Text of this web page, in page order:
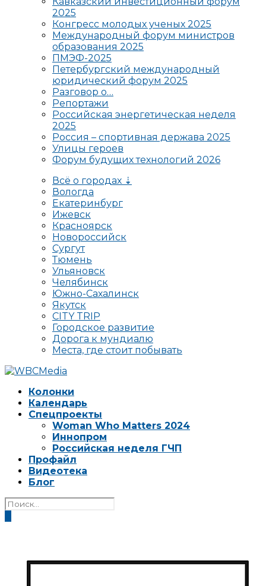
2025
Конгресс молодых ученых 2025
Международный форум министров
образования 2025
ПМЭФ-2025
Петербургский международный
юридический форум 2025
Разговор о…
Репортажи
Российская энергетическая неделя
2025
Россия – спортивная держава 2025
Улицы героев
Форум будущих технологий 2026
Всё о городах ⇣
Вологда
Екатеринбург
Ижевск
Красноярск
Новороссийск
Сургут
Тюмень
Ульяновск
Челябинск
Южно-Сахалинск
Якутск
CITY TRIP
Городское развитие
Дорога к мундиалю
Места, где стоит побывать
Колонки
Календарь
Спецпроекты
Woman Who Matters 2024
Иннопром
Российская неделя ГЧП
Профайл
Видеотека
Блог